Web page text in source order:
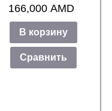
166,000AMD
В корзину
Сравнить